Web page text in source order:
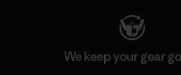
We keep your gear